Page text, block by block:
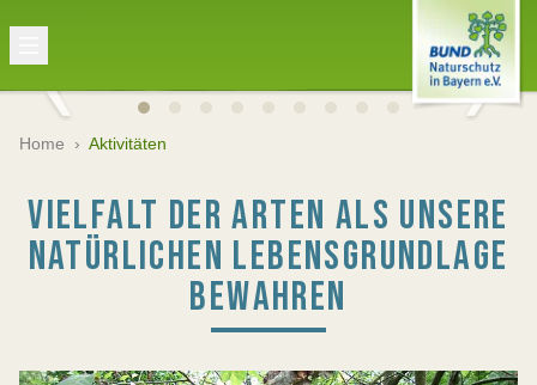
Home › Aktivitäten
VIELFALT DER ARTEN ALS UNSERE
NATÜRLICHEN LEBENSGRUNDLAGE
BEWAHREN